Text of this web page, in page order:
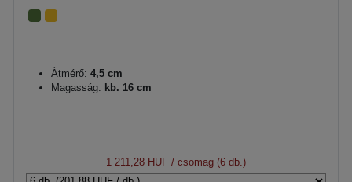
Átmérő: 4,5 cm
Magasság: kb. 16 cm
1 211,28 HUF / csomag (6 db.)